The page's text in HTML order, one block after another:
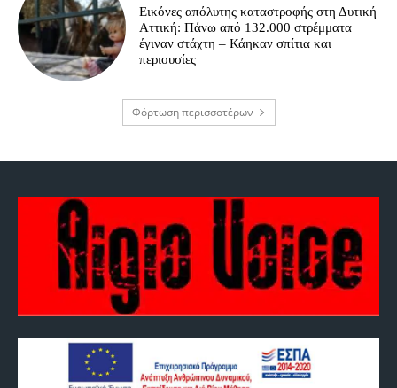
Εικόνες απόλυτης καταστροφής στη Δυτική
Αττική: Πάνω από 132.000 στρέμματα
έγιναν στάχτη – Κάηκαν σπίτια και
περιουσίες
Φόρτωση περισσοτέρων